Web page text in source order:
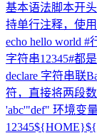
基本语法脚本开
持单行注释，使
echo hello world
字符串12345#都
declare 字符串联
符，直接将两段数
'abc'"def" 环境变